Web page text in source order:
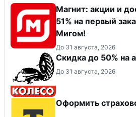
Магнит: акции и
51% на первый
Мигом!
До 31 августа, 2026
Скидка до 50% на
До 31 августа, 2026
Оформить